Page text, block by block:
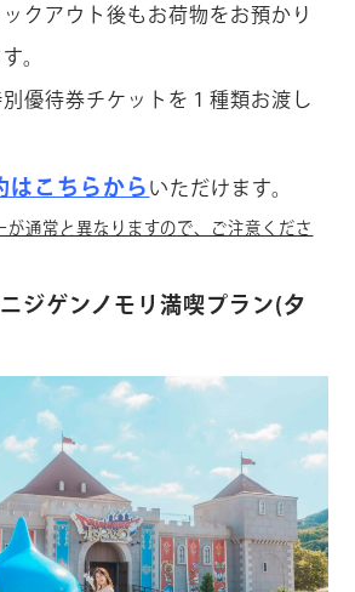
クアウト後もお荷物をお預かり
。
優待券チケットを１種類お渡し
はこちらから いただけます。
が通常と異なりますので、ご注意くださ
ジゲンノモリ満喫プラン(夕